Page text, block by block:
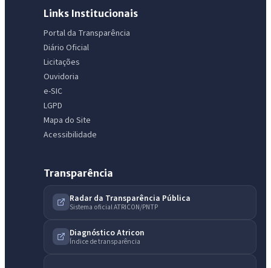
Links Institucionais
Portal da Transparência
Diário Oficial
Licitações
Ouvidoria
e-SIC
LGPD
Mapa do Site
Acessibilidade
Transparência
Radar da Transparência Pública
Sistema oficial ATRICON/PNTP
Diagnóstico Atricon
Índice de transparência